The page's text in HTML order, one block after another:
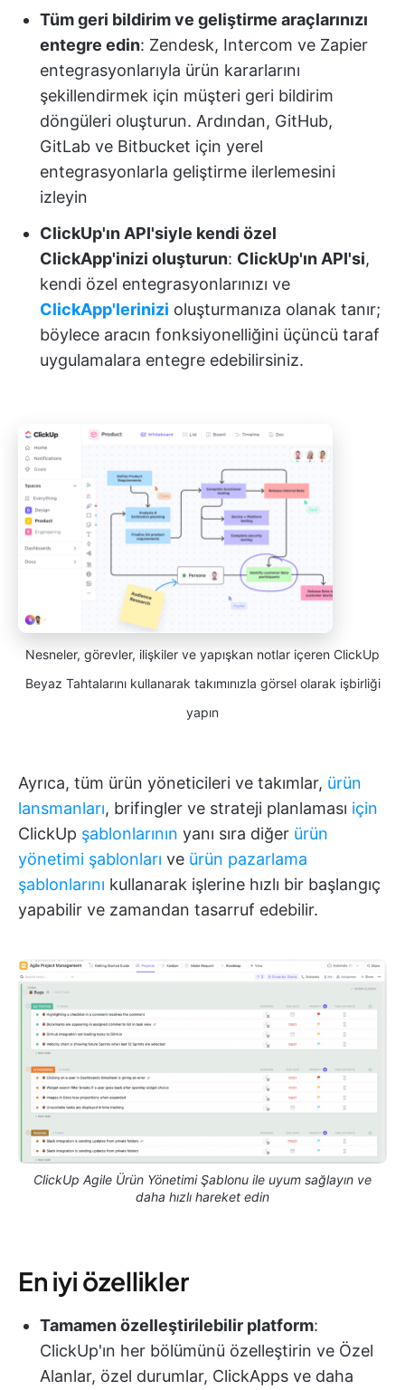
Tüm geri bildirim ve geliştirme araçlarınızı
entegre edin: Zendesk, Intercom ve Zapier
entegrasyonlarıyla ürün kararlarını
şekillendirmek için müşteri geri bildirim
döngüleri oluşturun. Ardından, GitHub,
GitLab ve Bitbucket için yerel
entegrasyonlarla geliştirme ilerlemesini
izleyin
ClickUp'ın API'siyle kendi özel
ClickApp'inizi oluşturun: ClickUp'ın API'si,
kendi özel entegrasyonlarınızı ve
ClickApp'lerinizi oluşturmanıza olanak tanır;
böylece aracın fonksiyonelliğini üçüncü taraf
uygulamalara entegre edebilirsiniz.
Nesneler, görevler, ilişkiler ve yapışkan notlar içeren ClickUp
Beyaz Tahtalarını kullanarak takımınızla görsel olarak işbirliği
yapın
Ayrıca, tüm ürün yöneticileri ve takımlar, ürün
lansmanları, brifingler ve strateji planlaması için
ClickUp şablonlarının yanı sıra diğer ürün
yönetimi şablonları ve ürün pazarlama
şablonlarını kullanarak işlerine hızlı bir başlangıç
yapabilir ve zamandan tasarruf edebilir.
ClickUp Agile Ürün Yönetimi Şablonu ile uyum sağlayın ve
daha hızlı hareket edin
En iyi özellikler
Tamamen özelleştirilebilir platform:
ClickUp'ın her bölümünü özelleştirin ve Özel
Alanlar, özel durumlar, ClickApps ve daha